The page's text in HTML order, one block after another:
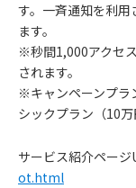
す。一斉通知を利
ます。
※秒間1,000アクセ
されます。
※キャンペーンプラ
シックプラン（10万
サービス紹介ページ
ot.html